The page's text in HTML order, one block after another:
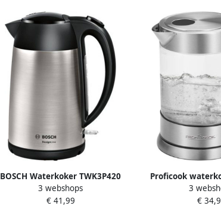
BOSCH Waterkoker TWK3P420
DesignLine 1 7 l
3 webshops
€ 41,99
Proficook
1107G 1
3
€